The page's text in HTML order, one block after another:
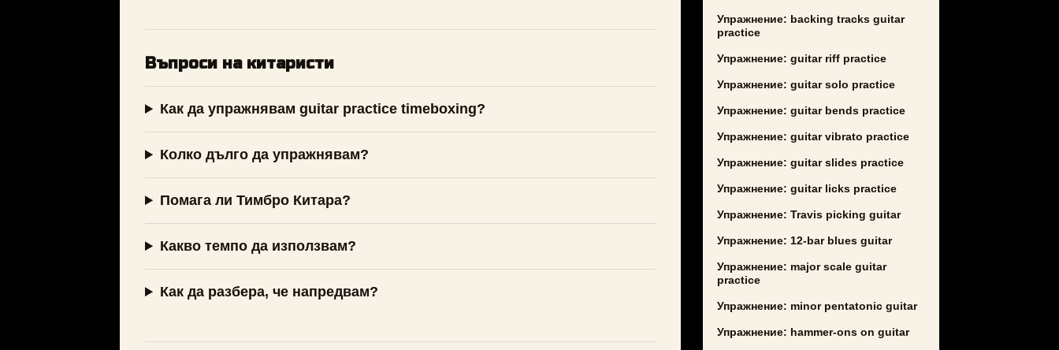
Въпроси на китаристи
Как да упражнявам guitar practice timeboxing?
Колко дълго да упражнявам?
Помага ли Тимбро Китара?
Какво темпо да използвам?
Как да разбера, че напредвам?
Упражнение: backing tracks guitar
practice
Упражнение: guitar riff practice
Упражнение: guitar solo practice
Упражнение: guitar bends practice
Упражнение: guitar vibrato practice
Упражнение: guitar slides practice
Упражнение: guitar licks practice
Упражнение: Travis picking guitar
Упражнение: 12-bar blues guitar
Упражнение: major scale guitar
practice
Упражнение: minor pentatonic guitar
Упражнение: hammer-ons on guitar